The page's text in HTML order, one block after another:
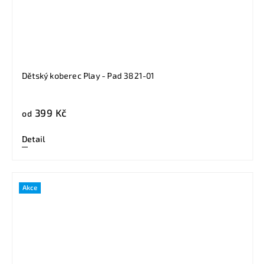
Dětský koberec Play - Pad 3821-01
od 399 Kč
Detail
Akce